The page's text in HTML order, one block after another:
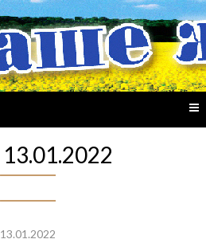
13.01.2022
13.01.2022